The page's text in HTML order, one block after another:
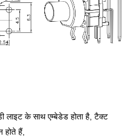
लाइट के साथ एम्बेडेड होता है, टैक्ट
होते हैं,